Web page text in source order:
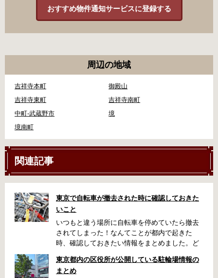
おすすめ物件通知サービスに登録する
周辺の地域
吉祥寺本町
御殿山
吉祥寺東町
吉祥寺南町
中町-武蔵野市
境
境南町
関連記事
東京で自転車が撤去された時に確認しておきた
いこと
いつもと違う場所に自転車を停めていたら撤去
されてしまった！なんてことが都内で起きた
時、確認しておきたい情報をまとめました。ど
くらい？なんて疑問が浮かぶかと思います。事
前に確認していざという時対処しましょう。 千
東京都内の区役所が公開している駐輪場情報の
まとめ